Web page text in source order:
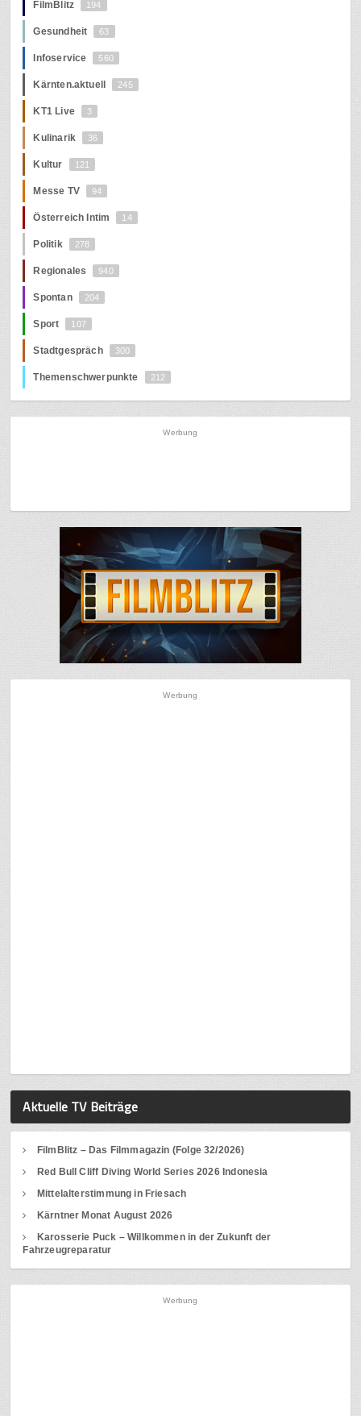
FilmBlitz 194
Gesundheit 63
Infoservice 560
Kärnten.aktuell 245
KT1 Live 3
Kulinarik 36
Kultur 121
Messe TV 94
Österreich Intim 14
Politik 278
Regionales 940
Spontan 204
Sport 107
Stadtgespräch 300
Themenschwerpunkte 212
Werbung
Werbung
Aktuelle TV Beiträge
FilmBlitz – Das Filmmagazin (Folge 32/2026)
Red Bull Cliff Diving World Series 2026 Indonesia
Mittelalterstimmung in Friesach
Kärntner Monat August 2026
Karosserie Puck – Willkommen in der Zukunft der
Fahrzeugreparatur
Werbung